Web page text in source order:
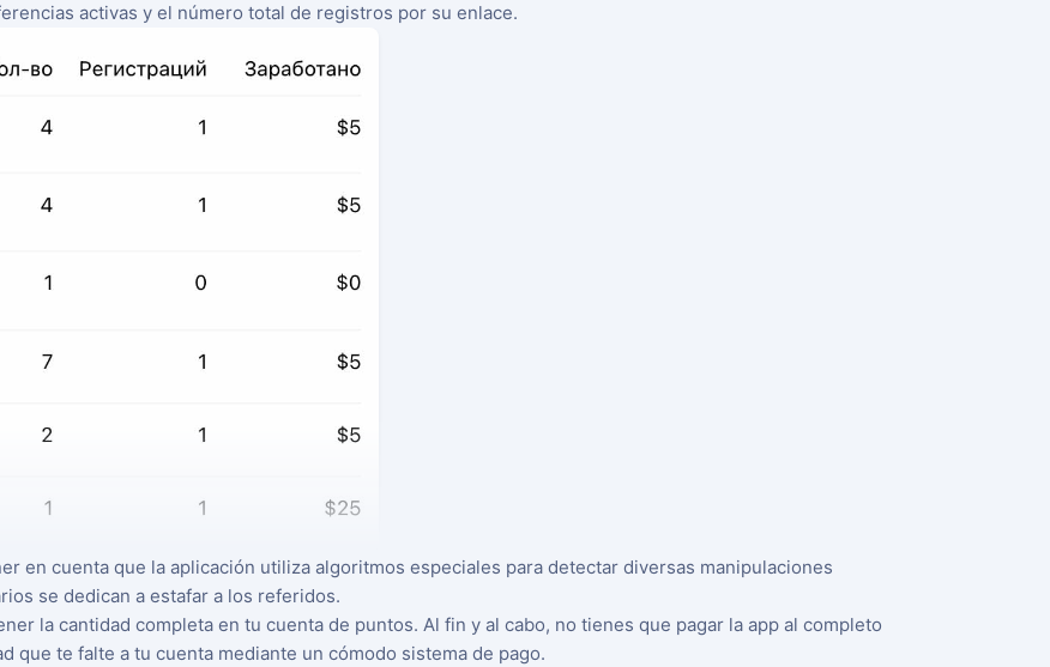
activas y el número total de registros por su enlace.
en cuenta que la aplicación utiliza algoritmos especiales para detectar diversas manipulaciones
se dedican a estafar a los referidos.
la cantidad completa en tu cuenta de puntos. Al fin y al cabo, no tienes que pagar la app al completo
que te falte a tu cuenta mediante un cómodo sistema de pago.